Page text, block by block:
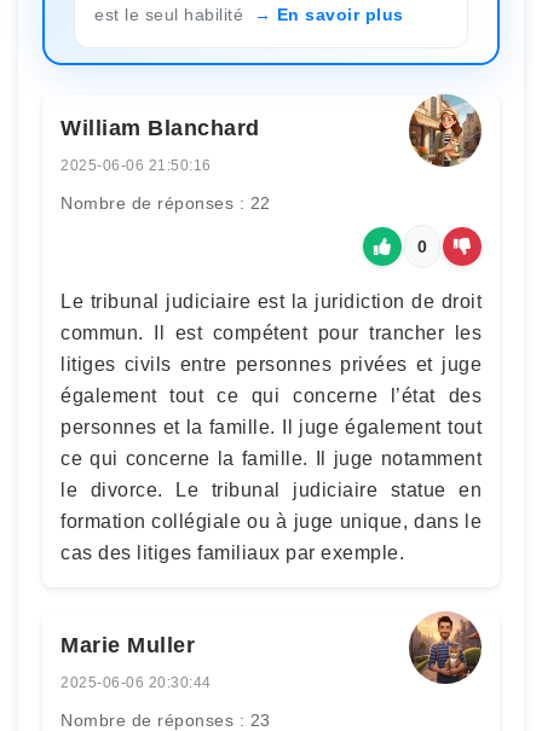
est le seul habilité
En savoir plus
William Blanchard
2025-06-06 21:50:16
Nombre de réponses : 22
0
Le tribunal judiciaire est la juridiction de droit
commun. Il est compétent pour trancher les
litiges civils entre personnes privées et juge
également tout ce qui concerne l’état des
personnes et la famille. Il juge également tout
ce qui concerne la famille. Il juge notamment
le divorce. Le tribunal judiciaire statue en
formation collégiale ou à juge unique, dans le
cas des litiges familiaux par exemple.
Marie Muller
2025-06-06 20:30:44
Nombre de réponses : 23